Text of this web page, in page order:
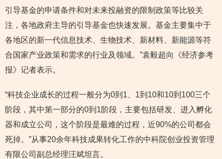
引导基金的申请条件和对未来投融资的限制政策等比较关
注，各地政府主导的引导基金也快速发展。基金主要集中于
各地区的新一代信息技术、生物技术、新材料、新能源等符
合国家产业政策和需求的行业及领域。”袁毅超向《经济参考
报》记者表示。
“科技企业成长的过程一般分为0到1、1到10和10到100三个
阶段，其中第一部分的0到1阶段，主要包括研发、进入孵化
器和成立公司，这个阶段是最难的过程，近90%的公司都会
死掉。”从事20余年科技成果转化工作的中科院创业投资管理
有限公司副总经理汪斌坦言。